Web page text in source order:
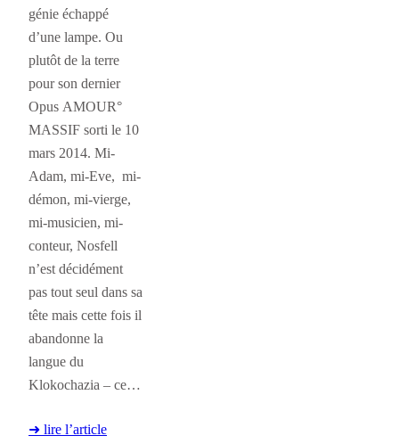
génie échappé
d’une lampe. Ou
plutôt de la terre
pour son dernier
Opus AMOUR°
MASSIF sorti le 10
mars 2014. Mi-
Adam, mi-Eve, mi-
démon, mi-vierge,
mi-musicien, mi-
conteur, Nosfell
n’est décidément
pas tout seul dans sa
tête mais cette fois il
abandonne la
langue du
Klokochazia – ce…
➜ lire l’article